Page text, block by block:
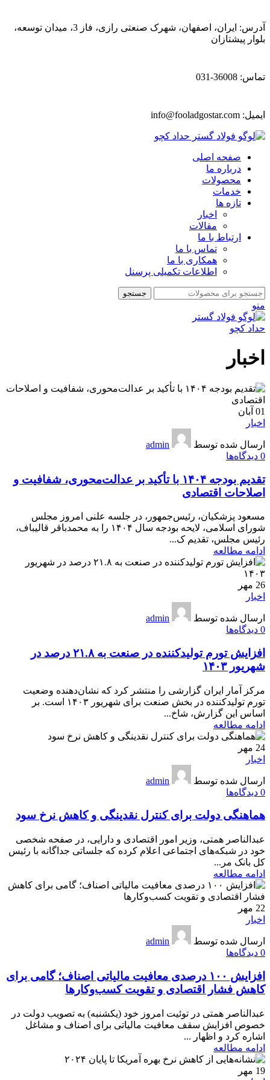
آدرس: ایران، اصفهان، شهرک صنعتی رازی، فاز 3، میدان توسعه،
بلوار پیشتازان
تماس: 36008-031
ایمیل: info@fooladgostar.com
صفحه اصلی
درباره ما
محصولات
خدمات
تازه ها
اخبار
مقالات
ارتباط با ما
تماس با ما
همکاری با ما
اطلاعات تکمیلی پرسنل
جستجو
منو
اخبار
01 آبان
اخبار
ارسال شده توسط
admin
0 دیدگاه‌ها
تقدیم بودجه ۱۴۰۴ با تأکید بر عدالت‌محوری، شفافیت و
اصلاحات اقتصادی
مسعود پزشکیان، رئیس‌جمهور، در جلسه علنی امروز مجلس
شورای اسلامی، لایحه بودجه سال ۱۴۰۴ را به محمدباقر قالیباف،
رئیس مجلس، تقدیم ک...
ادامه مطالعه
26 مهر
اخبار
ارسال شده توسط
admin
0 دیدگاه‌ها
افزایش تورم تولیدکننده در صنعت به ۲۱.۸ درصد در
شهریور ۱۴۰۳
مرکز آمار ایران گزارشی را منتشر کرد که نشان‌دهنده وضعیت
تورم تولیدکننده در بخش صنعت برای شهریور ۱۴۰۳ است. بر
اساس این گزارش، شاخ...
ادامه مطالعه
24 مهر
اخبار
ارسال شده توسط
admin
0 دیدگاه‌ها
هماهنگی دولت برای کنترل نقدینگی و کاهش نرخ سود
عبدالناصر همتی، وزیر امور اقتصادی و دارایی، در صفحه شخصی
خود در شبکه‌های اجتماعی اعلام کرده که جلساتی جداگانه با رئیس
کل بانک مر...
ادامه مطالعه
22 مهر
اخبار
ارسال شده توسط
admin
0 دیدگاه‌ها
افزایش ۱۰۰ درصدی معافیت مالیاتی اصناف؛ گامی برای
کاهش فشار اقتصادی و تقویت کسب‌وکارها
عبدالناصر همتی در توئیت امروز خود (یکشنبه) به تصویب دولت در
خصوص افزایش سقف معافیت مالیاتی برای اصناف و مشاغل
اشاره کرد و اظهار ...
ادامه مطالعه
19 مهر